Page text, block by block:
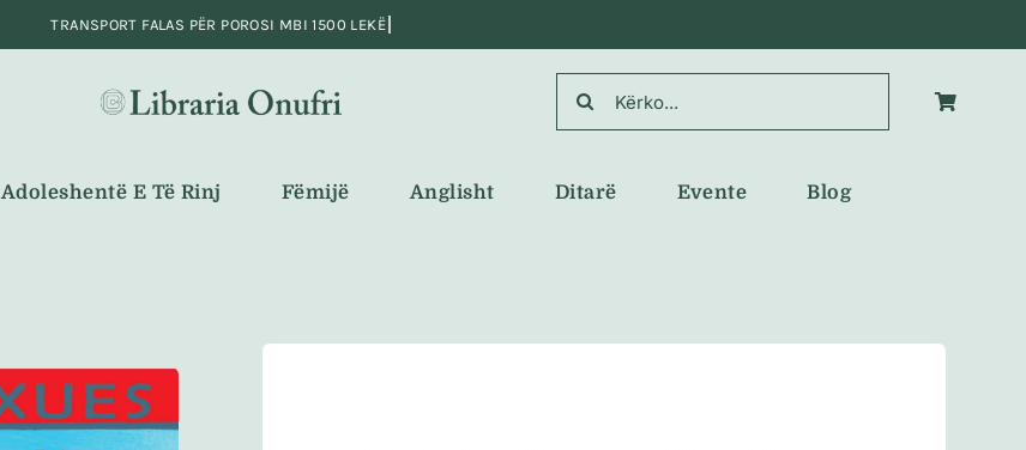
Search
for:
Adoleshentë E Të Rinj Fëmijë Anglisht Ditarë Evente Blog